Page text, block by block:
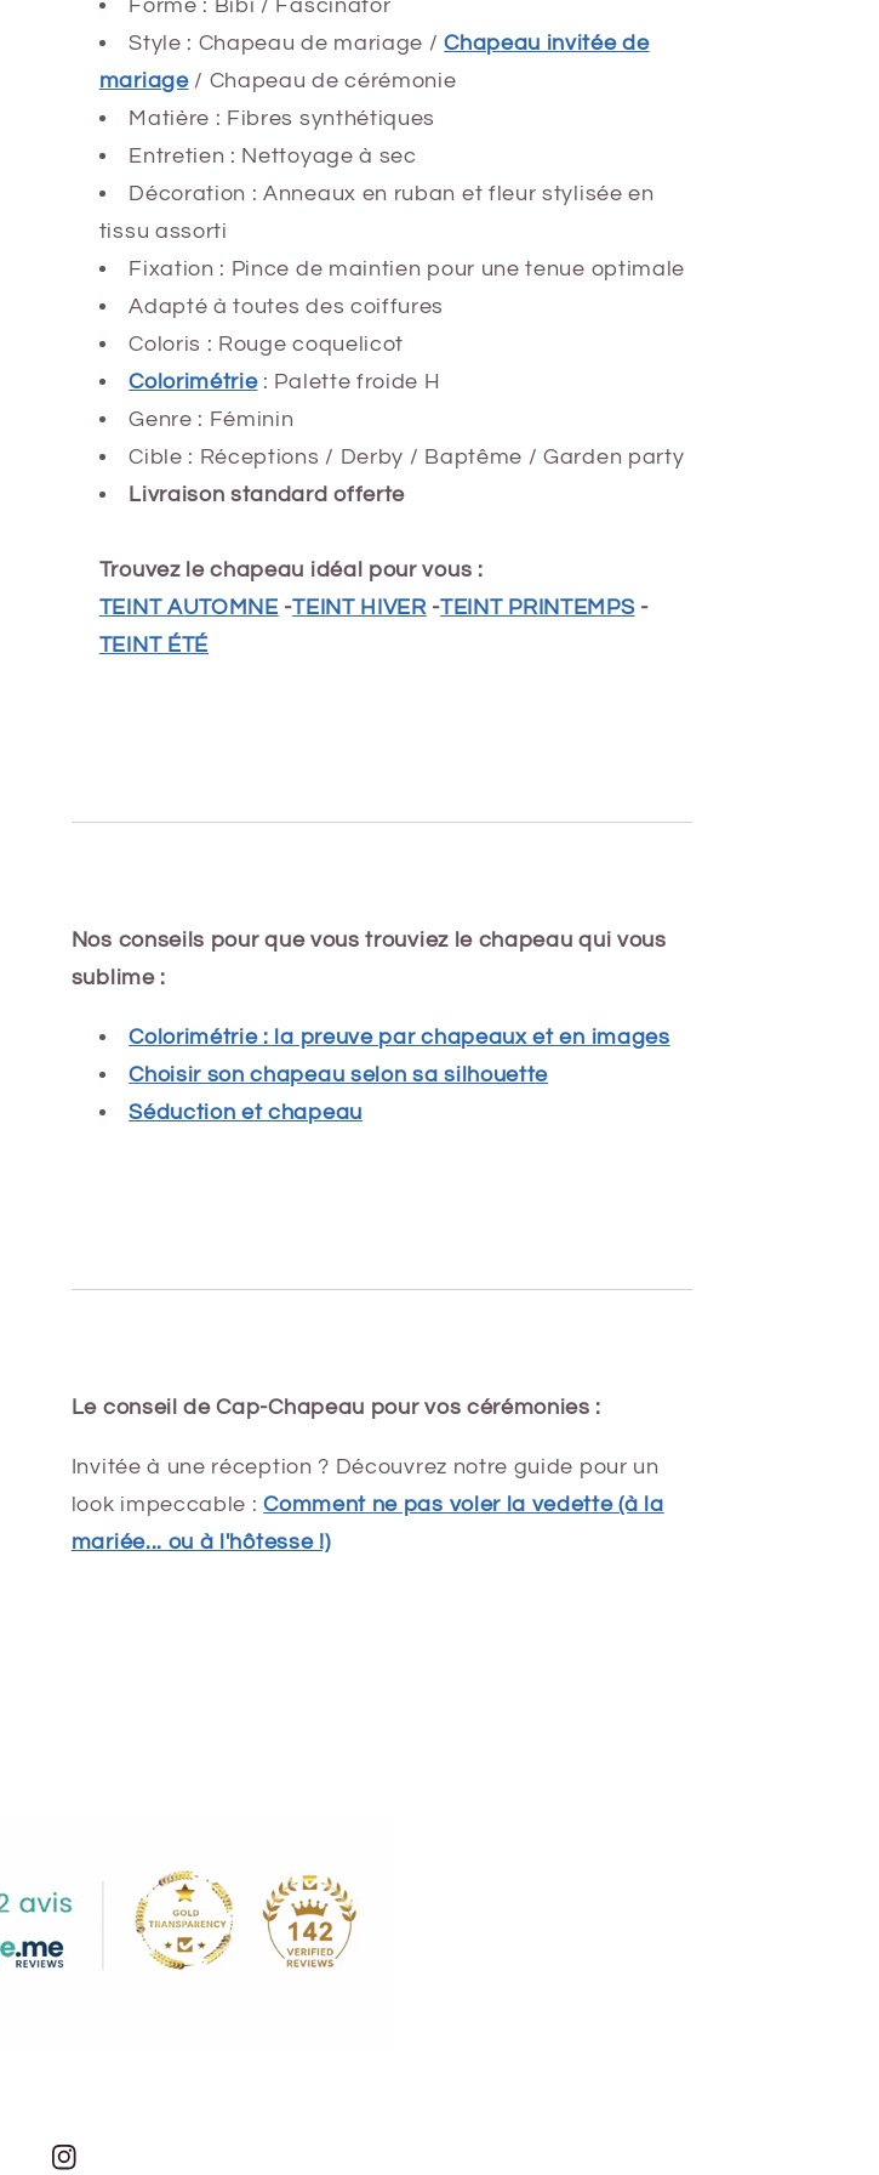
Forme : Bibi / Fascinator
Style : Chapeau de mariage /Chapeau invitée de
mariage/ Chapeau de cérémonie
Matière : Fibres synthétiques
Entretien : Nettoyage à sec
Décoration : Anneaux en ruban et fleur stylisée en
tissu assorti
Fixation : Pince de maintien pour une tenue optimale
Adapté à toutes des coiffures
Coloris : Rouge coquelicot
Colorimétrie: Palette froide H
Genre : Féminin
Cible : Réceptions / Derby / Baptême / Garden party
Livraison standard offerte
Trouvez le chapeau idéal pour vous :
TEINT AUTOMNE -TEINT HIVER-TEINT PRINTEMPS-
TEINT ÉTÉ
Nos conseils pour que vous trouviez le chapeau qui vous
sublime :
Colorimétrie : la preuve par chapeaux et en images
Choisir son chapeau selon sa silhouette
Séduction et chapeau
Le conseil de Cap-Chapeau pour vos cérémonies :
Invitée à une réception ? Découvrez notre guide pour un
look impeccable :Comment ne pas voler la vedette (à la
mariée... ou à l'hôtesse !)